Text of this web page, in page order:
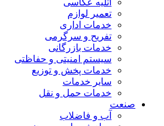
آتلیه عکاسی
تعمیر لوازم
خدمات اداری
تفریح و سرگرمی
خدمات بازرگانی
سیستم امنیتی و حفاظتی
خدمات پخش و توزیع
سایر خدمات
خدمات حمل و نقل
صنعت
آب و فاضلاب